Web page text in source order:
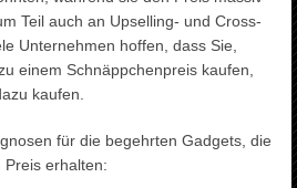
Teil auch an Upselling- und Cross-
Unternehmen hoffen, dass Sie,
einem Schnäppchenpreis kaufen,
kaufen.
für die begehrten Gadgets, die
Preis erhalten: